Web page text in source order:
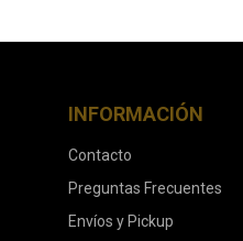
INFORMACIÓN
Contacto
Preguntas Frecuentes
Envíos y Pickup